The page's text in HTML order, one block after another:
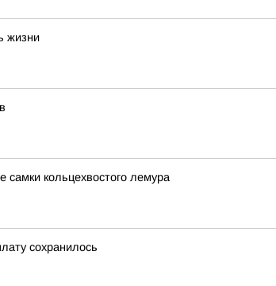
жизни
самки кольцехвостого лемура
сохранилось